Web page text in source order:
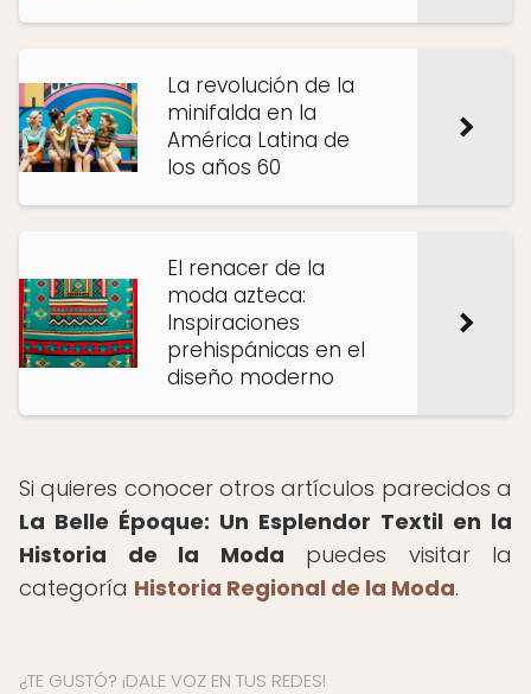
La revolución de la
minifalda en la
América Latina de
los años 60
El renacer de la
moda azteca:
Inspiraciones
prehispánicas en el
diseño moderno
Si quieres conocer otros artículos parecidos a
La Belle Époque: Un Esplendor Textil en la
Historia de la Moda puedes visitar la
categoría Historia Regional de la Moda.
¿TE GUSTÓ? ¡DALE VOZ EN TUS REDES!